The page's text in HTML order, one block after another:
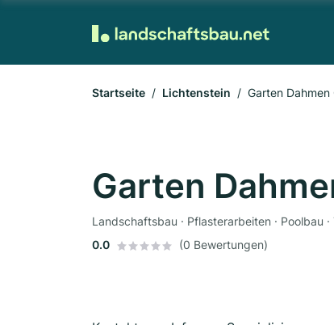
Startseite Lichtenstein Garten Dahmen
Garten
Landschaftsbau · Pflasterarbeiten · Poolbau
0.0
(0 Bewertungen)